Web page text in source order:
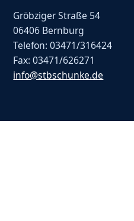
Gröbziger Straße 54
06406 Bernburg
Telefon: 03471/316424
Fax: 03471/626271
info@stbschunke.de